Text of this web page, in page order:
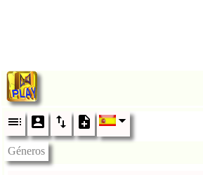
Géneros